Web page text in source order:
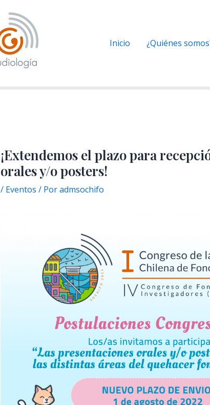
Inicio
¿Quiénes
¡Extendemos el plazo para
orales y/o posters!
/ Eventos / Poradmsochifo